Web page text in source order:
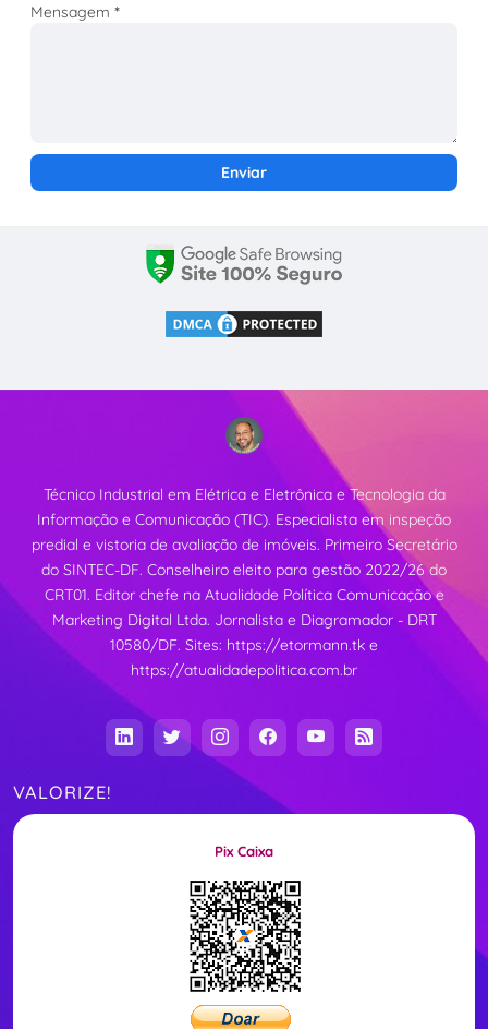
Mensagem*
Técnico Industrial em Elétrica e Eletrônica e Tecnologia da
Informação e Comunicação (TIC). Especialista em inspeção
predial e vistoria de avaliação de imóveis. Primeiro Secretário
do SINTEC-DF. Conselheiro eleito para gestão 2022/26 do
CRT01. Editor chefe na Atualidade Política Comunicação e
Marketing Digital Ltda. Jornalista e Diagramador - DRT
10580/DF. Sites: https://etormann.tk e
https://atualidadepolitica.com.br
VALORIZE!
Pix Caixa